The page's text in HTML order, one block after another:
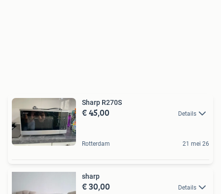
Sharp R270S
€ 45,00 Details
Rotterdam 21 mei 26
sharp
€ 30,00 Details